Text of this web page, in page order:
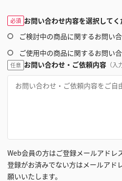
必須 お問い合わせ内容を選択してく
ご検討中の商品に関するお問い
ご使用中の商品に関するお問い
任意 お問い合わせ・ご依頼内容 （
Web会員の方はご登録メールアドレ
登録がお済みでない方はメールアド
願いいたします。